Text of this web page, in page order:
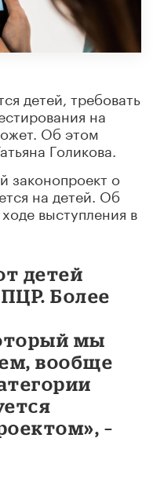
детей, требовать
на
Об этом
Голикова.
законопроект о
на детей. Об
выступления в
детей
Более
мы
вообще
–